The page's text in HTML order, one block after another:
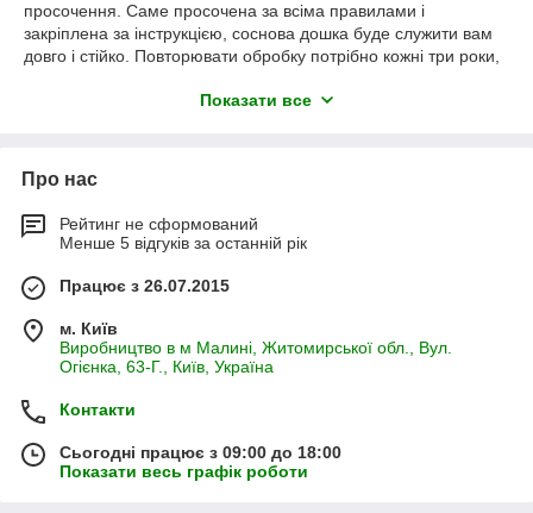
просочення. Саме просочена за всіма правилами і
закріплена за інструкцією, соснова дошка буде служити вам
довго і стійко. Повторювати обробку потрібно кожні три роки,
зовсім без просочення. Так, ви будете час від часу їх
Показати все
Про нас
Рейтинг не сформований
Менше 5 відгуків за останній рік
Працює з 26.07.2015
м. Київ
Виробництво в м Малині, Житомирської обл., Вул.
Огієнка, 63-Г., Київ, Україна
Контакти
Сьогодні працює з 09:00 до 18:00
Показати весь графік роботи